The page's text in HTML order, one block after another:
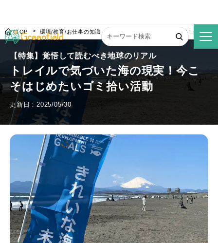
TOP 環境/教育/お仕事の知識 トレイルで気づいた海の現実！今こそ
【特集】覚悟して読むべき地球のリアル
トレイルで気づいた海の現実！今こ
そはじめたいゴミ拾い活動
更新日：2025/05/30